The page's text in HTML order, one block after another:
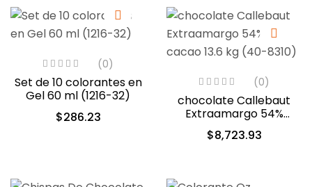
(0)
Set de 10 colorantes en
Gel 60 ml (1216-32)
$286.23
(0)
chocolate Callebaut
Extraamargo 54%
cacao 13.6 kg (40-8310)
$8,723.93